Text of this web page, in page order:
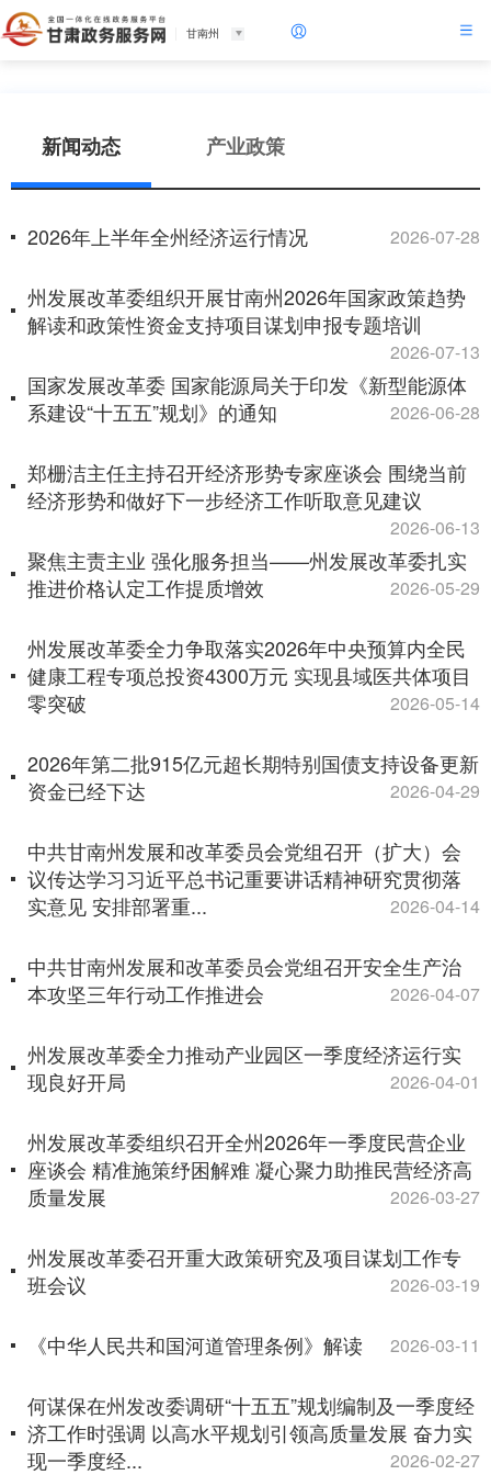
甘南州
新闻动态 产业政策
2026年上半年全州经济运行情况 2026-07-28
州发展改革委组织开展甘南州2026年国家政策趋势
解读和政策性资金支持项目谋划申报专题培训
2026-07-13
国家发展改革委 国家能源局关于印发《新型能源体
系建设“十五五”规划》的通知
2026-06-28
郑栅洁主任主持召开经济形势专家座谈会 围绕当前
经济形势和做好下一步经济工作听取意见建议
2026-06-13
聚焦主责主业 强化服务担当——州发展改革委扎实
推进价格认定工作提质增效
2026-05-29
州发展改革委全力争取落实2026年中央预算内全民
健康工程专项总投资4300万元 实现县域医共体项目
零突破
2026-05-14
2026年第二批915亿元超长期特别国债支持设备更新
资金已经下达
2026-04-29
中共甘南州发展和改革委员会党组召开（扩大）会
议传达学习习近平总书记重要讲话精神研究贯彻落
实意见 安排部署重...
2026-04-14
中共甘南州发展和改革委员会党组召开安全生产治
本攻坚三年行动工作推进会
2026-04-07
州发展改革委全力推动产业园区一季度经济运行实
现良好开局
2026-04-01
州发展改革委组织召开全州2026年一季度民营企业
座谈会 精准施策纾困解难 凝心聚力助推民营经济高
质量发展
2026-03-27
州发展改革委召开重大政策研究及项目谋划工作专
班会议
2026-03-19
《中华人民共和国河道管理条例》解读 2026-03-11
何谋保在州发改委调研“十五五”规划编制及一季度经
济工作时强调 以高水平规划引领高质量发展 奋力实
现一季度经...
2026-02-27